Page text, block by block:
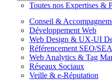
Toutes nos Expertises &
Conseil &
Développement Web
Web Design & UX-UI
Référencement SEO/SEA
Web Analytics & Tag
Réseaux Sociaux
Veille & e-Réputation